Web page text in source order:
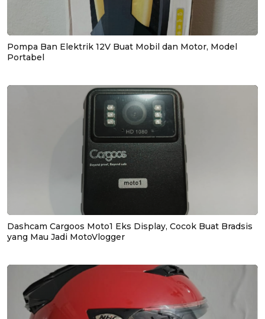
Pompa Ban Elektrik 12V Buat Mobil dan Motor, Model
Portabel
Dashcam Cargoos Moto1 Eks Display, Cocok Buat Bradsis
yang Mau Jadi MotoVlogger